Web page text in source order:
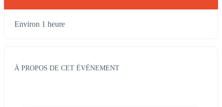
Environ 1 heure
À PROPOS DE CET ÉVÉNEMENT